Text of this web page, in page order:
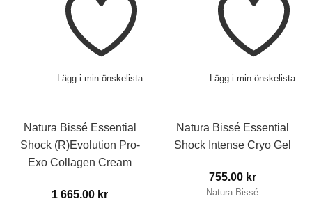
flera
De
alternativen
på
produktsidan
Lägg i min önskelista
Natura Bissé Essential
Shock (R)Evolution Pro-
Exo Collagen Cream
1 665.00 kr
Lägg i min önskelista
Natura Bissé Essential
Shock Intense Cryo Gel
755.00 kr
Natura Bissé